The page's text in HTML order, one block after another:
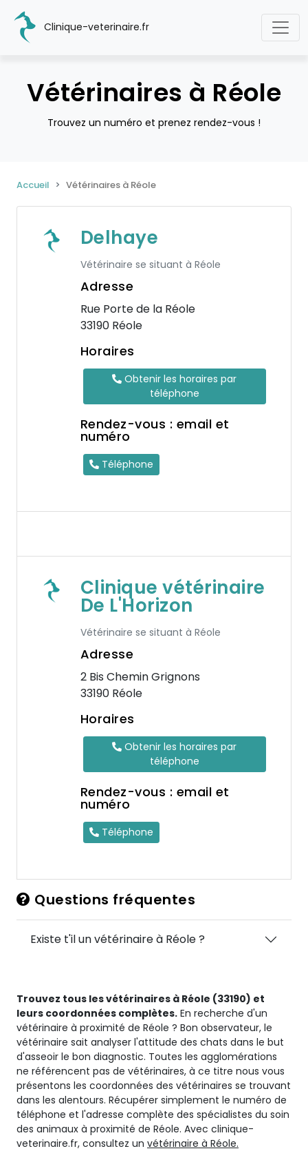
Clinique-veterinaire.fr
Vétérinaires à Réole
Trouvez un numéro et prenez rendez-vous !
Accueil Vétérinaires à Réole
Delhaye
Vétérinaire se situant à Réole
Adresse
Rue Porte de la Réole
33190 Réole
Horaires
Obtenir les horaires par
téléphone
Rendez-vous : email et
numéro
Téléphone
Clinique vétérinaire
De L'Horizon
Vétérinaire se situant à Réole
Adresse
2 Bis Chemin Grignons
33190 Réole
Horaires
Obtenir les horaires par
téléphone
Rendez-vous : email et
numéro
Téléphone
Questions fréquentes
Existe t'il un vétérinaire à Réole ?
Trouvez tous les vétérinaires à Réole (33190) et
leurs coordonnées complètes. En recherche d'un
vétérinaire à proximité de Réole ? Bon observateur, le
vétérinaire sait analyser l'attitude des chats dans le but
d'asseoir le bon diagnostic. Toutes les agglomérations
ne référencent pas de vétérinaires, à ce titre nous vous
présentons les coordonnées des vétérinaires se trouvant
dans les alentours. Récupérer simplement le numéro de
téléphone et l'adresse complète des spécialistes du soin
des animaux à proximité de Réole. Avec clinique-
veterinaire.fr, consultez un vétérinaire à Réole.